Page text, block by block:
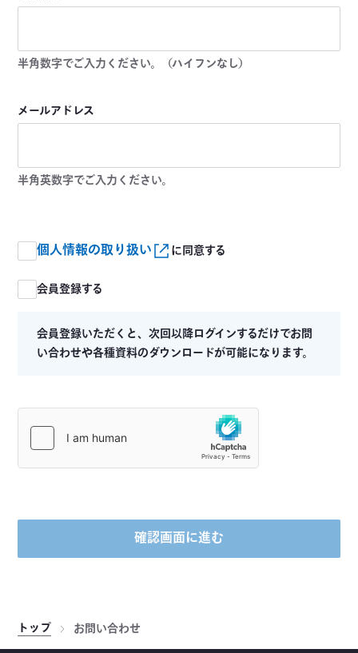
半角数字でご入力ください。（ハイフンなし）
メールアドレス
半角英数字でご入力ください。
個人情報の取り扱い に同意する
会員登録する
会員登録いただくと、次回以降ログインするだけでお問
い合わせや各種資料のダウンロードが可能になります。
確認画面に進む
トップ お問い合わせ